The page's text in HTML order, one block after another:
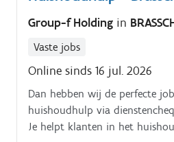
Group-f Holding in
Vaste jobs
Online sinds 16 jul. 2026
Dan hebben wij de perfecte
huishoudhulp via
Je helpt klanten in het